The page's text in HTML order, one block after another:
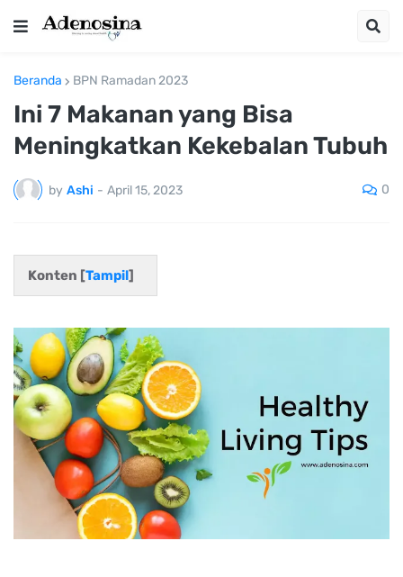
Beranda BPN Ramadan 2023
Ini 7 Makanan yang Bisa
Meningkatkan Kekebalan Tubuh
by Ashi - April 15, 2023 0
Konten [Tampil]